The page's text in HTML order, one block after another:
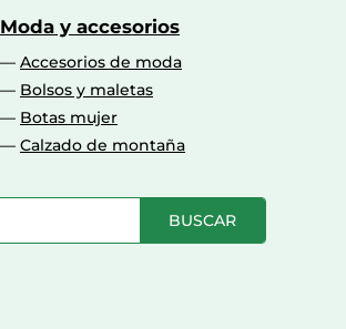
Moda y accesorios
Accesorios de moda
Bolsos y maletas
Botas mujer
Calzado de montaña
BUSCAR